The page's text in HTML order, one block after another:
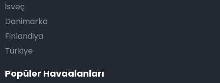
İsveç
Danimarka
Finlandiya
Türkiye
Popüler Havaalanları